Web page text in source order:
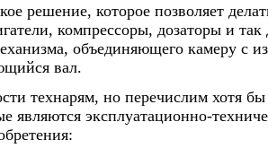
решение, которое позволяет
компрессоры, дозаторы и так
объединяющего камеру с
вал.
технарям, но перечислим хотя
являются эксплуатационно-